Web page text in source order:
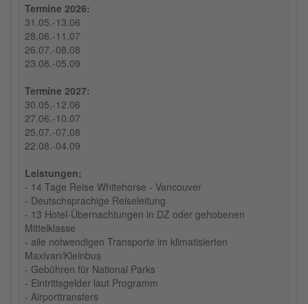
Termine 2026:
31.05.-13.06
28.06.-11.07
26.07.-08.08
23.08.-05.09
Termine 2027:
30.05.-12.06
27.06.-10.07
25.07.-07.08
22.08.-04.09
Leistungen:
- 14 Tage Reise Whitehorse - Vancouver
- Deutschsprachige Reiseleitung
- 13 Hotel-Übernachtungen in DZ oder gehobenen
Mittelklasse
- alle notwendigen Transporte im klimatisierten
Maxivan/Kleinbus
- Gebühren für National Parks
- Eintrittsgelder laut Programm
- Airporttransfers